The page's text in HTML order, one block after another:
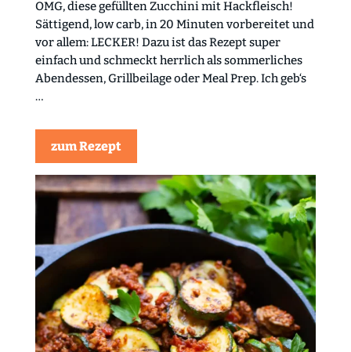
OMG, diese gefüllten Zucchini mit Hackfleisch!
Sättigend, low carb, in 20 Minuten vorbereitet und
vor allem: LECKER! Dazu ist das Rezept super
einfach und schmeckt herrlich als sommerliches
Abendessen, Grillbeilage oder Meal Prep. Ich geb‘s
…
zum Rezept